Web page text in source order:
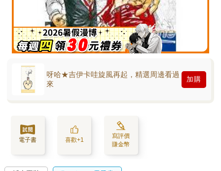
呀哈★吉伊卡哇旋風再起，精選周邊看過
來
加購
電子書 喜歡+1
寫評價
賺金幣